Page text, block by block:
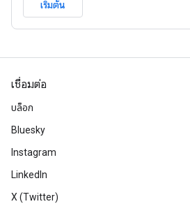
เริ่มต้น
เชื่อมต่อ
บล็อก
Bluesky
Instagram
LinkedIn
X (Twitter)